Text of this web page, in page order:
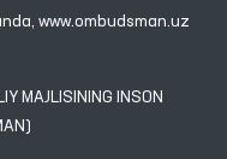
www.ombudsman.uz
MAJLISINING INSON